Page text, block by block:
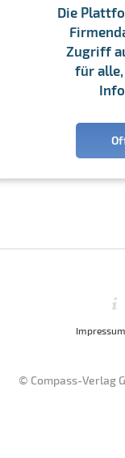
Die
Zugriff
für
© Compass-Verlag